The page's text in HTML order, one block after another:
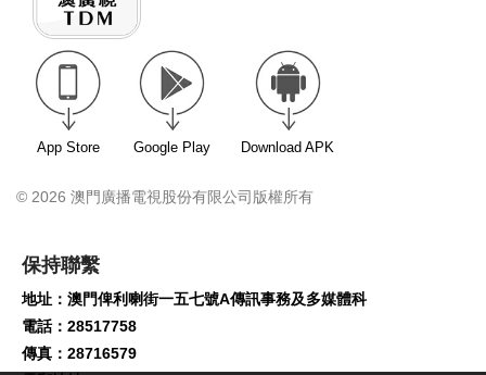
App Store Google Play Download APK
© 2026 澳門廣播電視股份有限公司版權所有
保持聯繫
地址：澳門俾利喇街一五七號A傳訊事務及多媒體科
電話：28517758
傳真：28716579